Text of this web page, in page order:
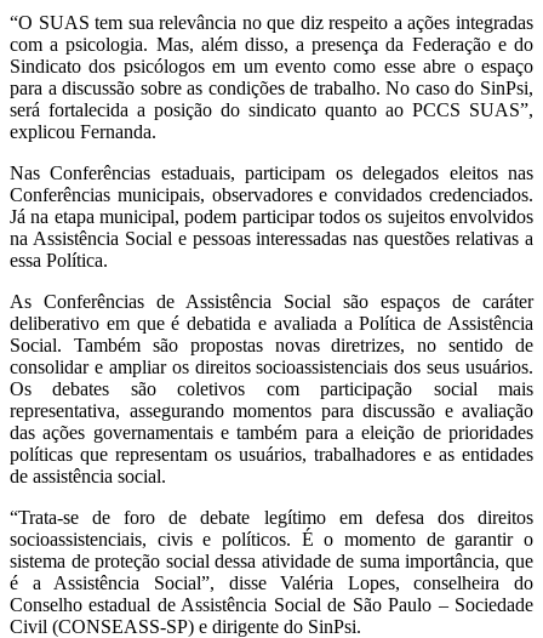
“O SUAS tem sua relevância no que diz respeito a ações integradas
com a psicologia. Mas, além disso, a presença da Federação e do
Sindicato dos psicólogos em um evento como esse abre o espaço
para a discussão sobre as condições de trabalho. No caso do SinPsi,
será fortalecida a posição do sindicato quanto ao PCCS SUAS”,
explicou Fernanda.
Nas Conferências estaduais, participam os delegados eleitos nas
Conferências municipais, observadores e convidados credenciados.
Já na etapa municipal, podem participar todos os sujeitos envolvidos
na Assistência Social e pessoas interessadas nas questões relativas a
essa Política.
As Conferências de Assistência Social são espaços de caráter
deliberativo em que é debatida e avaliada a Política de Assistência
Social. Também são propostas novas diretrizes, no sentido de
consolidar e ampliar os direitos socioassistenciais dos seus usuários.
Os debates são coletivos com participação social mais
representativa, assegurando momentos para discussão e avaliação
das ações governamentais e também para a eleição de prioridades
políticas que representam os usuários, trabalhadores e as entidades
de assistência social.
“Trata-se de foro de debate legítimo em defesa dos direitos
socioassistenciais, civis e políticos. É o momento de garantir o
sistema de proteção social dessa atividade de suma importância, que
é a Assistência Social”, disse Valéria Lopes, conselheira do
Conselho estadual de Assistência Social de São Paulo – Sociedade
Civil (CONSEASS-SP) e dirigente do SinPsi.